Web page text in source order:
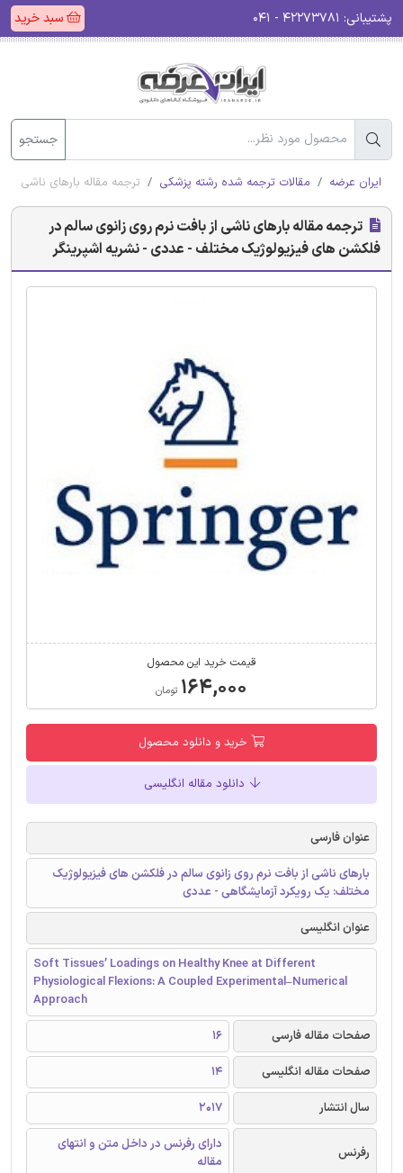
پشتیبانی: سبد خرید
جستجو
ایران عرضه مقالات ترجمه شده رشته پزشکی ترجمه مقاله بارهای ناشی
ترجمه مقاله بارهای ناشی از بافت نرم روی زانوی سالم در
فلکشن های فیزیولوژیک مختلف - عددی - نشریه اشپرینگر
قیمت خرید این محصول
۱۶۴,۰۰۰ تومان
خرید و دانلود محصول
دانلود مقاله انگلیسی
عنوان فارسی
بارهای ناشی از بافت نرم روی زانوی سالم در فلکشن های فیزیولوژیک
مختلف: یک رویکرد آزمایشگاهی - عددی
عنوان انگلیسی
Soft Tissues’ Loadings on Healthy Knee at Different
Physiological Flexions: A Coupled Experimental–Numerical
Approach
صفحات مقاله فارسی
16
صفحات مقاله انگلیسی
14
سال انتشار
2017
رفرنس
دارای رفرنس در داخل متن و انتهای
مقاله